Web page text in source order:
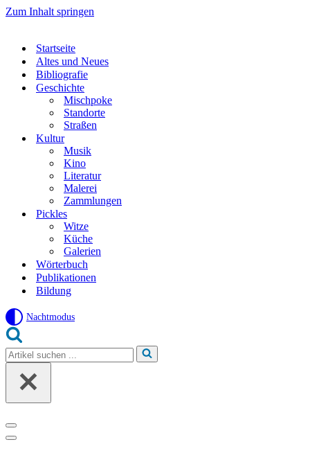
Zum Inhalt springen
Startseite
Altes und Neues
Bibliografie
Geschichte
Mischpoke
Standorte
Straßen
Kultur
Musik
Kino
Literatur
Malerei
Zammlungen
Pickles
Witze
Küche
Galerien
Wörterbuch
Publikationen
Bildung
Nachtmodus
Suchen
nach …
Navigationsmenü
Navigationsmenü